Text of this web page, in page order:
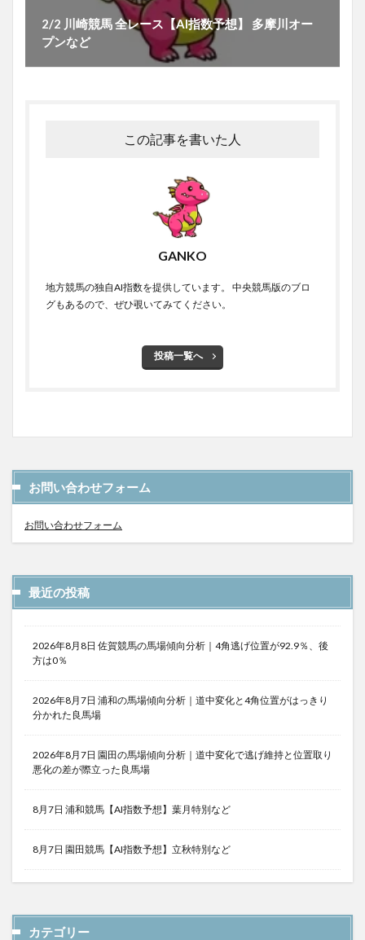
2/2 川崎競馬 全レース【AI指数予想】 多摩川オー
プンなど
この記事を書いた人
GANKO
地方競馬の独自AI指数を提供しています。 中央競馬版のブロ
グもあるので、ぜひ覗いてみてください。
投稿一覧へ
お問い合わせフォーム
お問い合わせフォーム
最近の投稿
2026年8月8日 佐賀競馬の馬場傾向分析｜4角逃げ位置が92.9％、後
方は0％
2026年8月7日 浦和の馬場傾向分析｜道中変化と4角位置がはっきり
分かれた良馬場
2026年8月7日 園田の馬場傾向分析｜道中変化で逃げ維持と位置取り
悪化の差が際立った良馬場
8月7日 浦和競馬【AI指数予想】葉月特別など
8月7日 園田競馬【AI指数予想】立秋特別など
カテゴリー